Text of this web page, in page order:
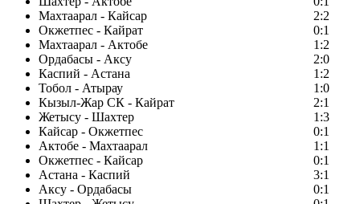
Махтаарал - Кайсар
2:2
Окжетпес - Кайрат
0:1
Махтаарал - Актобе
1:2
Ордабасы - Аксу
2:0
Каспий - Астана
1:2
Тобол - Атырау
1:0
Кызыл-Жар СК - Кайрат
2:1
Жетысу - Шахтер
1:3
Кайсар - Окжетпес
0:1
Актобе - Махтаарал
1:1
Окжетпес - Кайсар
0:1
Астана - Каспий
3:1
Аксу - Ордабасы
0:1